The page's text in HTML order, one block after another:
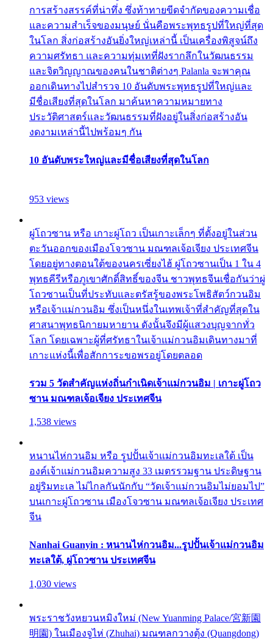
การสร้างสรรค์ที่น่าทึ่ง ซึ่งท้าทายขีดจำกัดของความเชื่อ
และความสำเร็จของมนุษย์ นั่นคือพระพุทธรูปที่ใหญ่ที่สุด
ในโลก สิ่งก่อสร้างอันยิ่งใหญ่เหล่านี้ เป็นเครื่องพิสูจน์ถึง
ความศรัทธา และความทุ่มเทที่ฝังรากลึกในวัฒนธรรม
และจิตวิญญาณของคนในชาติต่างๆ Palanla จะพาคุณ
ออกเดินทางไปสำรวจ 10 อันดับพระพุทธรูปที่ใหญ่และ
มีชื่อเสียงที่สุดในโลก มาค้นหาความหมายทาง
ประวัติศาสตร์และวัฒนธรรมที่ฝังอยู่ในสิ่งก่อสร้างอัน
งดงามเหล่านี้ไปพร้อมๆ กัน
10 อันดับพระใหญ่และมีชื่อเสียงที่สุดในโลก
953 views
ผู่โถวซาน หรือ เกาะผู่โถว เป็นเกาะเล็กๆ ที่ตั้งอยู่ในส่วน
ตะวันออกของเมืองโจวซาน มณฑลเจ้อเจียง ประเทศจีน
โดยอยู่ทางตอนใต้ของนครเซี่ยงไฮ้ ผู่โถวซานเป็น 1 ใน 4
พุทธคีรีหรือภูเขาศักดิ์สิทธิ์ของจีน ชาวพุทธจีนเชื่อกันว่าผู่
โถวซานเป็นที่ประทับและตรัสรู้ของพระโพธิสัตว์กวนอิม
หรือเจ้าแม่กวนอิม ซึ่งเป็นหนึ่งในเทพเจ้าที่สำคัญที่สุดใน
ศาสนาพุทธนิกายมหายาน ดังนั้นจึงมีผู้แสวงบุญจากทั่ว
โลก โดยเฉพาะผู้ที่ศรัทธาในเจ้าแม่กวนอิมเดินทางมาที่
เกาะแห่งนี้เพื่อสักการะขอพรอยู่โดยตลอด
รวม 5 วัดสำคัญแห่งถิ่นกำเนิดเจ้าแม่กวนอิม | เกาะผู่โถว
ซาน มณฑลเจ้อเจียง ประเทศจีน
1,538 views
หนานไห่กวนอิม หรือ รูปปั้นเจ้าแม่กวนอิมทะเลใต้ เป็น
องค์เจ้าแม่กวนอิมความสูง 33 เมตรรวมฐาน ประดิษฐาน
อยู่ริมทะเล ไม่ไกลกันนักกับ “วัดเจ้าแม่กวนอิมไม่ยอมไป”
บนเกาะผู่โถวซาน เมืองโจวซาน มณฑลเจ้อเจียง ประเทศ
จีน
Nanhai Guanyin : หนานไห่กวนอิม...รูปปั้นเจ้าแม่กวนอิม
ทะเลใต้, ผู่โถวซาน ประเทศจีน
1,030 views
พระราชวังหยวนหมิงใหม่ (New Yuanming Palace/宮新園
明園) ในเมืองจูไห่ (Zhuhai) มณฑลกวางตุ้ง (Quangdong)